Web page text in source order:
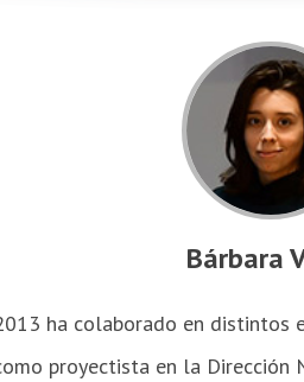
Bárbara
ha colaborado en
proyectista en la Dirección